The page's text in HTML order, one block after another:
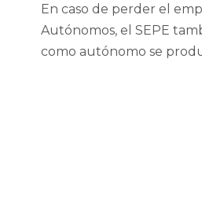
En caso de perder el
Autónomos, el SEPE
como autónomo se